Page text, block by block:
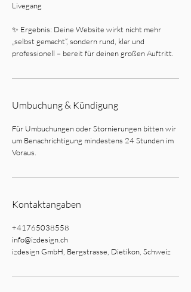
Livegang
✨ Ergebnis: Deine Website wirkt nicht mehr
„selbst gemacht“, sondern rund, klar und
professionell – bereit für deinen großen Auftritt.
Umbuchung & Kündigung
Für Umbuchungen oder Stornierungen bitten wir
um Benachrichtigung mindestens 24 Stunden im
Voraus.
Kontaktangaben
+41765038558
info@izdesign.ch
izdesign GmbH, Bergstrasse, Dietikon, Schweiz